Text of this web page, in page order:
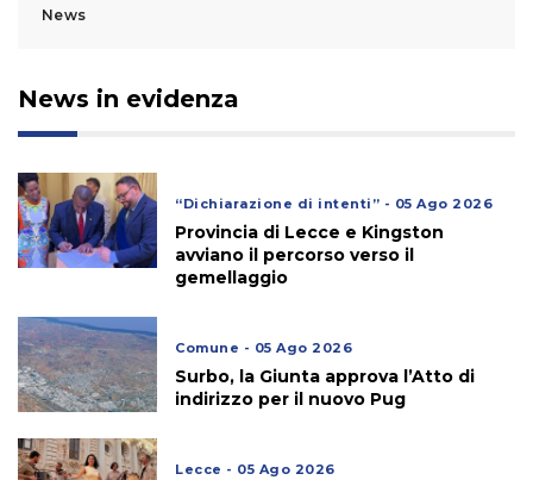
News
News in evidenza
“Dichiarazione di intenti” - 05 Ago 2026
Provincia di Lecce e Kingston
avviano il percorso verso il
gemellaggio
Comune - 05 Ago 2026
Surbo, la Giunta approva l’Atto di
indirizzo per il nuovo Pug
Lecce - 05 Ago 2026